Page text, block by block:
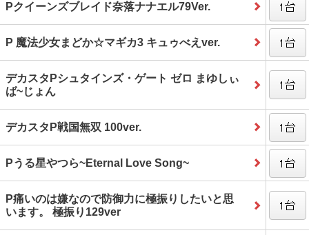
Pクイーンズブレイド奈落ナナエル79Ver.
P 魔法少女まどか☆マギカ3 キュゥべえver.
デカスタPシュタインズ・ゲート ゼロ まゆしぃ
ば~じょん
デカスタP戦国無双 100ver.
Pうる星やつら~Eternal Love Song~
P痛いのは嫌なので防御力に極振りしたいと思
います。 極振り129ver